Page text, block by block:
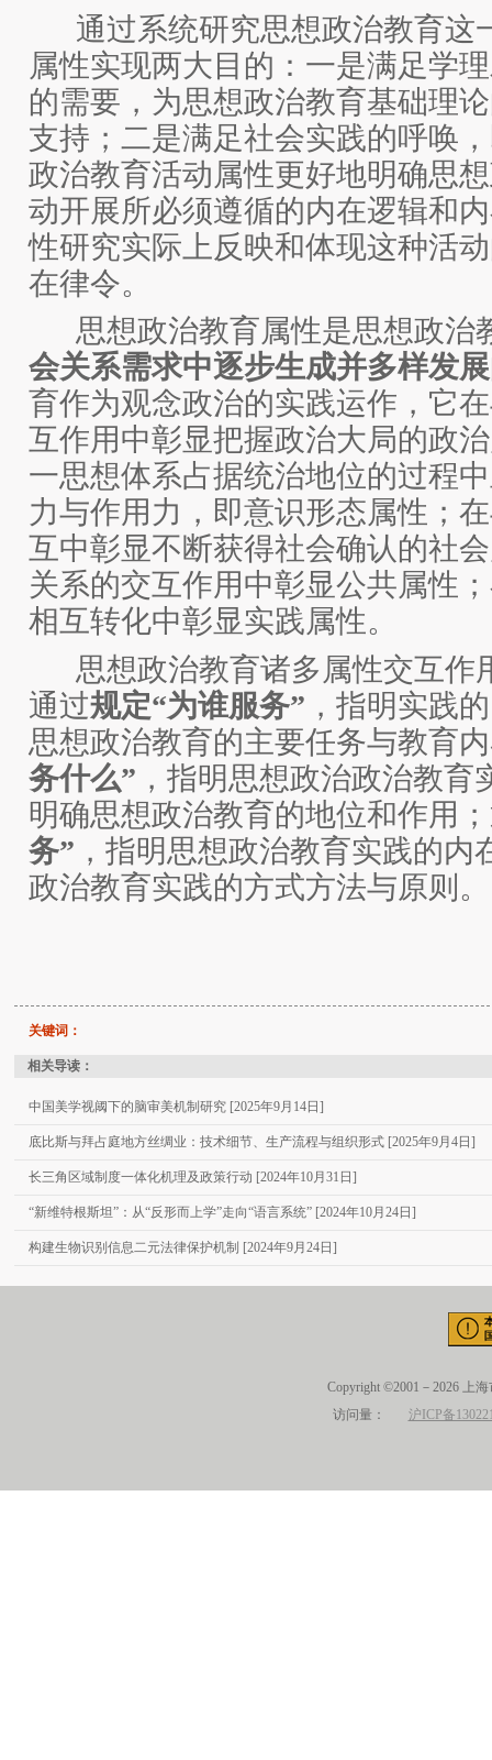
通过系统研究思想政治教育这
属性实现两大目的：一是满足学
的需要，为思想政治教育基础理
支持；二是满足社会实践的呼唤
政治教育活动属性更好地明确思
动开展所必须遵循的内在逻辑和
性研究实际上反映和体现这种活
在律令。
思想政治教育属性是思想政治
会关系需求中逐步生成并多样发
育作为观念政治的实践运作，它
互作用中彰显把握政治大局的政
一思想体系占据统治地位的过程
力与作用力，即意识形态属性；
互中彰显不断获得社会确认的社
关系的交互作用中彰显公共属性
相互转化中彰显实践属性。
思想政治教育诸多属性交互作
通过规定“为谁服务” ，指明实践
思想政治教育的主要任务与教育
务什么” ，指明思想政治政治教育
明确思想政治教育的地位和作用
务” ，指明思想政治教育实践的内
政治教育实践的方式方法与原则。
关键词：
相关导读：
中国美学视阈下的脑审美机制研究 [2025年9月14日]
底比斯与拜占庭地方丝绸业：技术细节、生产流程与组织形式 [2025年9月4日]
长三角区域制度一体化机理及政策行动 [2024年10月31日]
“新维特根斯坦”：从“反形而上学”走向“语言系统” [2024年10月24日]
构建生物识别信息二元法律保护机制 [2024年9月24日]
Copyright ©2001－2026 上
访问量： 沪ICP备